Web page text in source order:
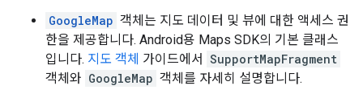
GoogleMap 객체는 지도 데이터 및 뷰에 대한 액세스 권
한을 제공합니다. Android용 Maps SDK의 기본 클래스
입니다. 지도 객체 가이드에서 SupportMapFragment
객체와 GoogleMap 객체를 자세히 설명합니다.